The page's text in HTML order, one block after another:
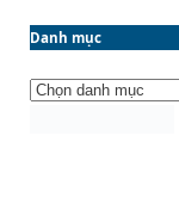
Danh mục
Danh